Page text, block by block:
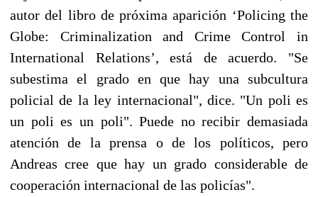
autor del libro de próxima aparición ‘Policing the
Globe: Criminalization and Crime Control in
International Relations’, está de acuerdo. "Se
subestima el grado en que hay una subcultura
policial de la ley internacional", dice. "Un poli es
un poli es un poli". Puede no recibir demasiada
atención de la prensa o de los políticos, pero
Andreas cree que hay un grado considerable de
cooperación internacional de las policías".